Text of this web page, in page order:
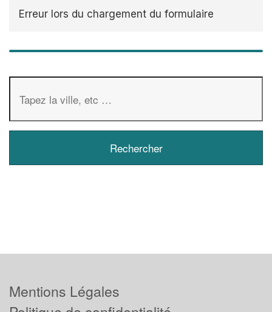
Erreur lors du chargement du formulaire
Mentions Légales